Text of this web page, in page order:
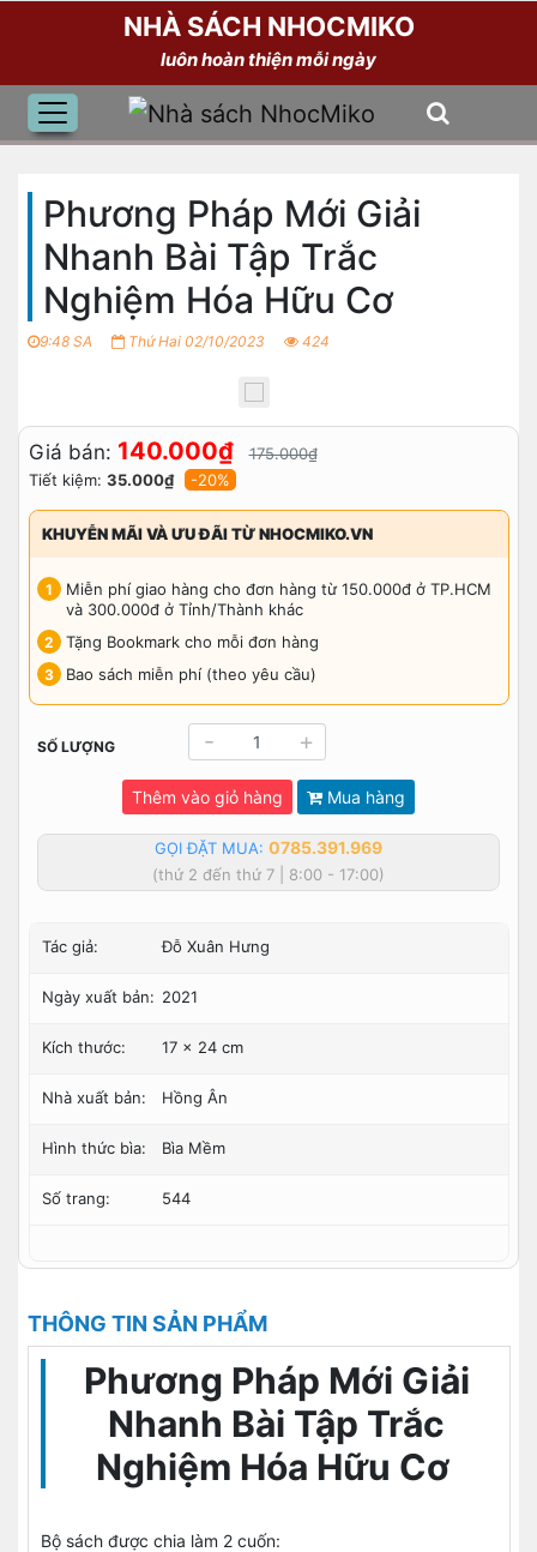
NHÀ SÁCH NHOCMIKO
luôn hoàn thiện mỗi ngày
Phương Pháp Mới Giải
Nhanh Bài Tập Trắc
Nghiệm Hóa Hữu Cơ
9:48 SA Thứ Hai 02/10/2023 424
Giá bán: 140.000₫
175.000₫
Tiết kiệm: 35.000₫ -20%
KHUYỄN MÃI VÀ ƯU ĐÃI TỪ NHOCMIKO.VN
Miễn phí giao hàng cho đơn hàng từ 150.000đ ở TP.HCM
và 300.000đ ở Tỉnh/Thành khác
Tặng Bookmark cho mỗi đơn hàng
Bao sách miễn phí (theo yêu cầu)
SỐ LƯỢNG - +
Thêm vào giỏ hàng Mua hàng
GỌI ĐẶT MUA: 0785.391.969
(thứ 2 đến thứ 7 | 8:00 - 17:00)
Tác giả: Đỗ Xuân Hưng
Ngày xuất bản: 2021
Kích thước: 17 x 24 cm
Nhà xuất bản: Hồng Ân
Hình thức bìa: Bìa Mềm
Số trang: 544
THÔNG TIN SẢN PHẨM
Phương Pháp Mới Giải
Nhanh Bài Tập Trắc
Nghiệm Hóa Hữu Cơ
Bộ sách được chia làm 2 cuốn: